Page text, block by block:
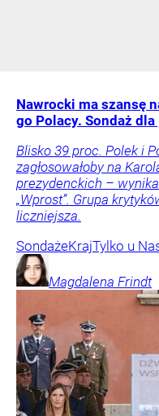
Nawrocki ma szansę
go Polacy. Sondaż dla
Blisko 39 proc. Polek i
zagłosowałoby na
prezydenckich –
„Wprost”. Grupa
liczniejsza.
SondażeKrajTylko u
Magdalena Frindt